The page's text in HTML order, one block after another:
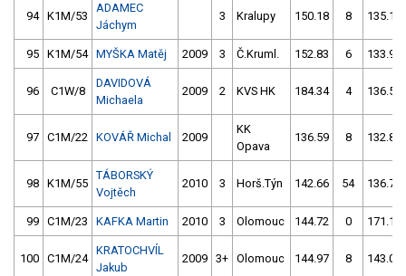
94 K1M/53
ADAMEC
Jáchym
3 Kralupy 150.18 8 135.12
95 K1M/54 MYŠKA Matěj 2009 3 Č.Kruml. 152.83 6 133.98
96 C1W/8
DAVIDOVÁ
Michaela
2009 2 KVS HK 184.34 4 136.54
97 C1M/22 KOVÁŘ Michal 2009
KK
Opava
136.59 8 132.87
98 K1M/55
TÁBORSKÝ
Vojtěch
2010 3 Horš.Týn 142.66 54 136.70
99 C1M/23 KAFKA Martin 2010 3 Olomouc 144.72 0 171.17
100 C1M/24
KRATOCHVÍL
Jakub
2009 3+ Olomouc 144.97 8 143.01